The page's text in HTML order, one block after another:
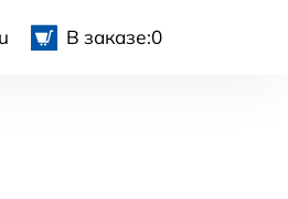
В заказе:0